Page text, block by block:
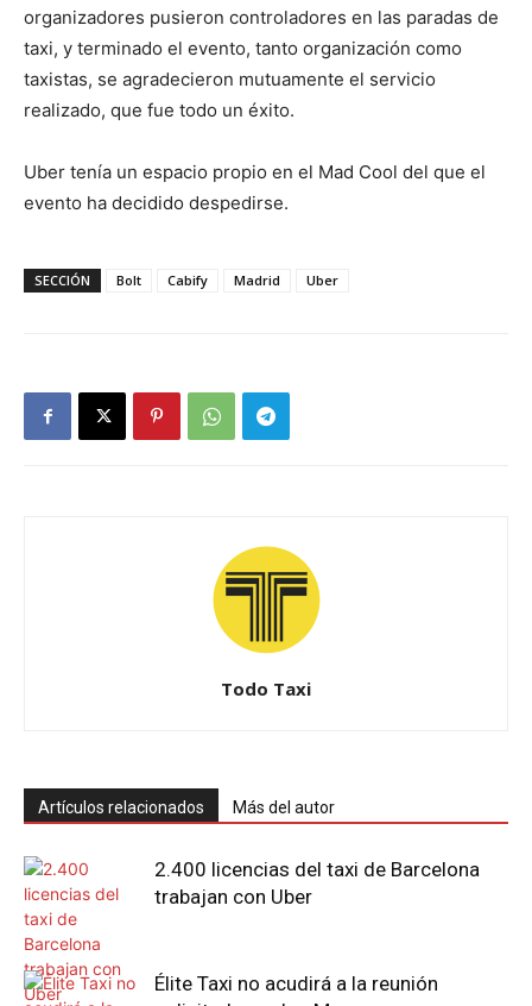
organizadores pusieron controladores en las paradas de
taxi, y terminado el evento, tanto organización como
taxistas, se agradecieron mutuamente el servicio
realizado, que fue todo un éxito.
Uber tenía un espacio propio en el Mad Cool del que el
evento ha decidido despedirse.
SECCIÓN Bolt Cabify Madrid Uber
Todo Taxi
Artículos relacionados Más del autor
2.400 licencias del taxi de Barcelona
trabajan con Uber
Élite Taxi no acudirá a la reunión